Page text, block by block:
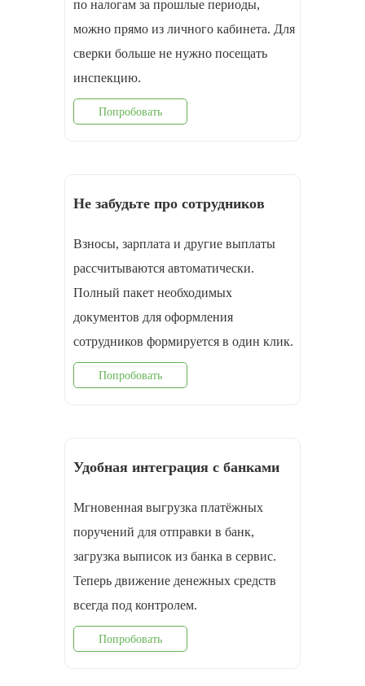
по налогам за прошлые периоды,
можно прямо из личного кабинета. Для
сверки больше не нужно посещать
инспекцию.
Попробовать
Не забудьте про сотрудников
Взносы, зарплата и другие выплаты
рассчитываются автоматически.
Полный пакет необходимых
документов для оформления
cотрудников формируется в один клик.
Попробовать
Удобная интеграция с банками
Мгновенная выгрузка платёжных
поручений для отправки в банк,
загрузка выписок из банка в сервис.
Теперь движение денежных средств
всегда под контролем.
Попробовать